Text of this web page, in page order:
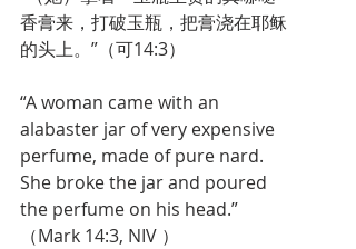
香膏来，打破玉瓶，把膏浇在耶稣
的头上。”（可14:3）
“A woman came with an
alabaster jar of very expensive
perfume, made of pure nard.
She broke the jar and poured
the perfume on his head.”
（Mark 14:3, NIV ）